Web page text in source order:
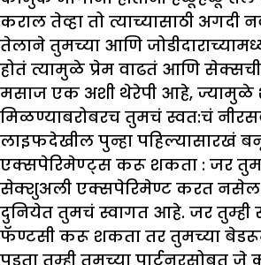
कराल तेव्हा तो त्याच्यासाठी
तेलाने तुमच्या आणि
होतं त्यामुळे प्रेम वाढतं आणि
मसाज एक अशी थेरेपी आहे, ज्यामुळे
मिळण्याबरोबरच तुमचं स्वत:चं
लाइफदेखील पुन्हा पहिल्यासारखं
एक्सपेरिमेण्ट्स करू शकता : जर
सेक्शुअली एक्सपेरिमेण्ट करत नसेल
दुनियेत तुमचं स्वागत आहे. जर तुम्ही
फॅण्टसी करू शकता तर तुमच्या
पडता तुम्ही तुमच्या पार्टनरसोबत जे